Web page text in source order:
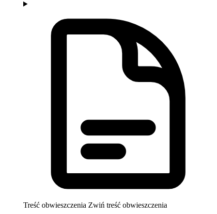
Treść obwieszczenia Zwiń treść obwieszczenia